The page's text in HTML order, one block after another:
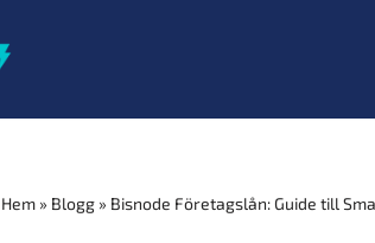
Hem» Blogg» Bisnode Företagslån: Guide till